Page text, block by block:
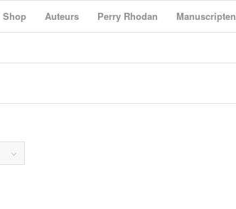
Shop Auteurs Perry Rhodan Manuscripten